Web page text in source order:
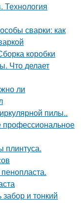
Технология
сварки: как
коробки
Что делает
ли
пилы..
профессиональное
плинтуса.
и тонкий